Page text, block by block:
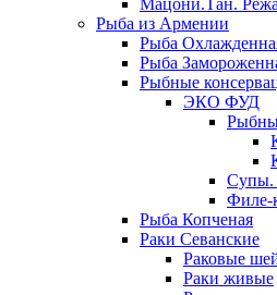
Мацони.Тан.
Рыба из Армении
Рыба
Рыба
Рыбные
ЭКО ФУД
Супы.
Филе-
Рыба Копченая
Раки Севанские
Раковые
Раки живые